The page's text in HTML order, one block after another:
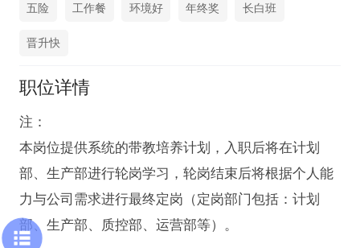
五险 工作餐 环境好 年终奖 长白班
晋升快
职位详情
注：
本岗位提供系统的带教培养计划，入职后将在计划
部、生产部进行轮岗学习，轮岗结束后将根据个人能
力与公司需求进行最终定岗（定岗部门包括：计划
部、生产部、质控部、运营部等）。